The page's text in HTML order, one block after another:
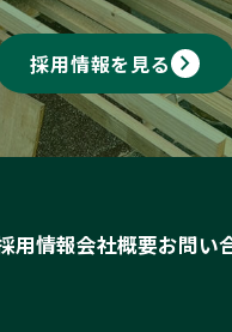
採用情報を見るkeyboard_arrow_right
用情報会社概要お問い